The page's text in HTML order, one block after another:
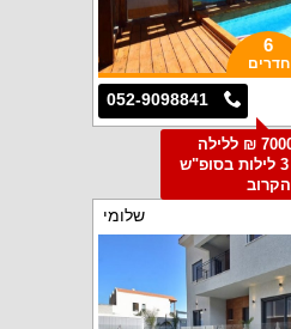
6
חדרים
052-9098841
החל מ7000 ₪ ללילה
למזמינים 3 לילות בסופ"ש
הקרוב
שלומי